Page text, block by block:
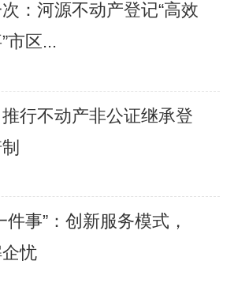
：河源不动产登记“高效
市区...
行不动产非公证继承登
件事”：创新服务模式，
忧